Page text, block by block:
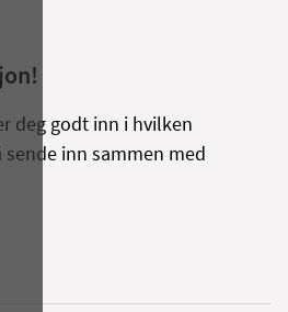
deg godt inn i hvilken
inn sammen med